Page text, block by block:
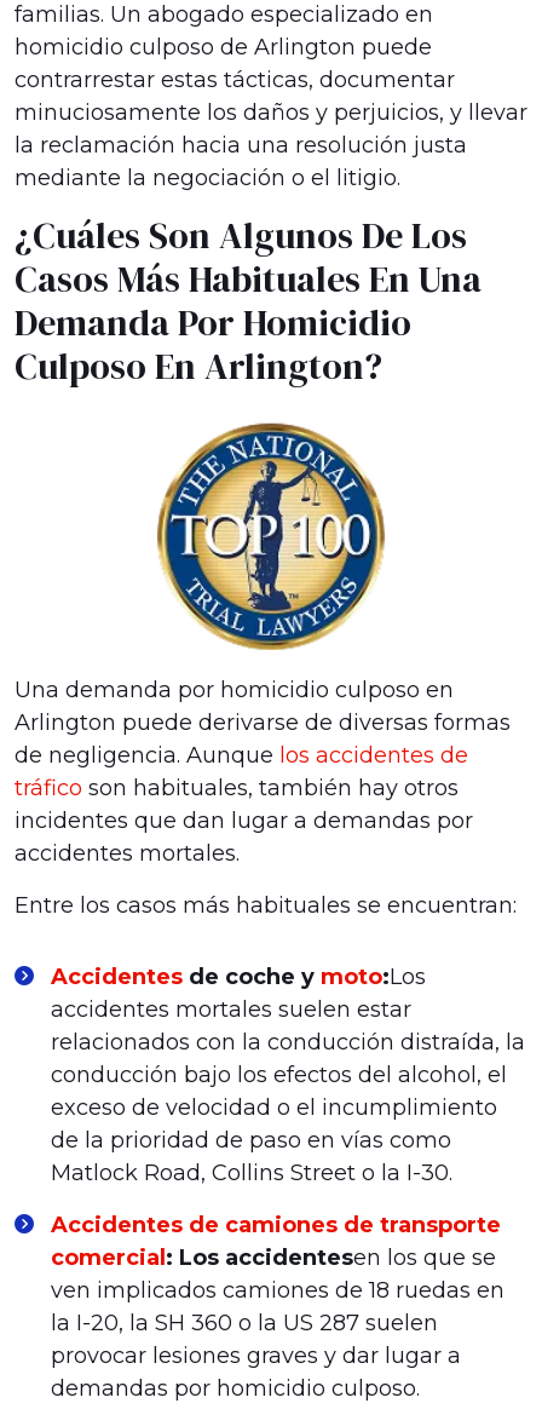
familias. Un abogado especializado en
homicidio culposo de Arlington puede
contrarrestar estas tácticas, documentar
minuciosamente los daños y perjuicios, y llevar
la reclamación hacia una resolución justa
mediante la negociación o el litigio.
¿Cuáles Son Algunos De Los
Casos Más Habituales En Una
Demanda Por Homicidio
Culposo En Arlington?
Una demanda por homicidio culposo en
Arlington puede derivarse de diversas formas
de negligencia. Aunque los accidentes de
tráfico son habituales, también hay otros
incidentes que dan lugar a demandas por
accidentes mortales.
Entre los casos más habituales se encuentran:
Accidentes de coche y moto:Los
accidentes mortales suelen estar
relacionados con la conducción distraída, la
conducción bajo los efectos del alcohol, el
exceso de velocidad o el incumplimiento
de la prioridad de paso en vías como
Matlock Road, Collins Street o la I-30.
Accidentes de camiones de transporte
comercial : Los accidentesen los que se
ven implicados camiones de 18 ruedas en
la I-20, la SH 360 o la US 287 suelen
provocar lesiones graves y dar lugar a
demandas por homicidio culposo.